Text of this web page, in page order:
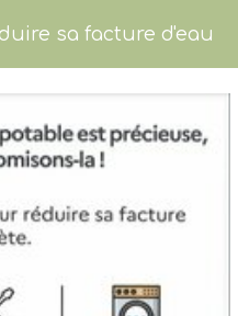
sa facture d'eau